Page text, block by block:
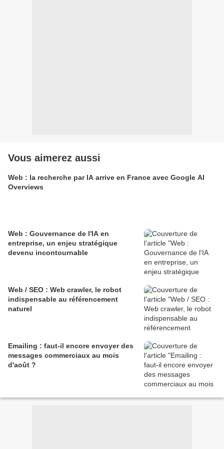
Vous aimerez aussi
Web : la recherche par IA arrive en France avec Google AI
Overviews
Web : Gouvernance de l'IA en
entreprise, un enjeu stratégique
devenu incontournable
Web / SEO : Web crawler, le robot
indispensable au référencement
naturel
Emailing : faut-il encore envoyer des
messages commerciaux au mois
d'août ?